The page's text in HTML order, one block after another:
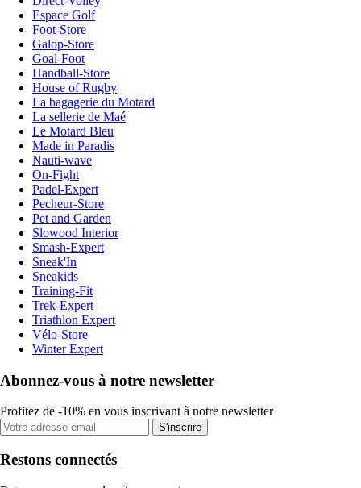
Espace Golf
Foot-Store
Galop-Store
Goal-Foot
Handball-Store
House of Rugby
La bagagerie du Motard
La sellerie de Maé
Le Motard Bleu
Made in Paradis
Nauti-wave
On-Fight
Padel-Expert
Pecheur-Store
Pet and Garden
Slowood Interior
Smash-Expert
Sneak'In
Sneakids
Training-Fit
Trek-Expert
Triathlon Expert
Vélo-Store
Winter Expert
Abonnez-vous à notre newsletter
Profitez de -10% en vous inscrivant à notre newsletter
S'inscrire
Restons connectés